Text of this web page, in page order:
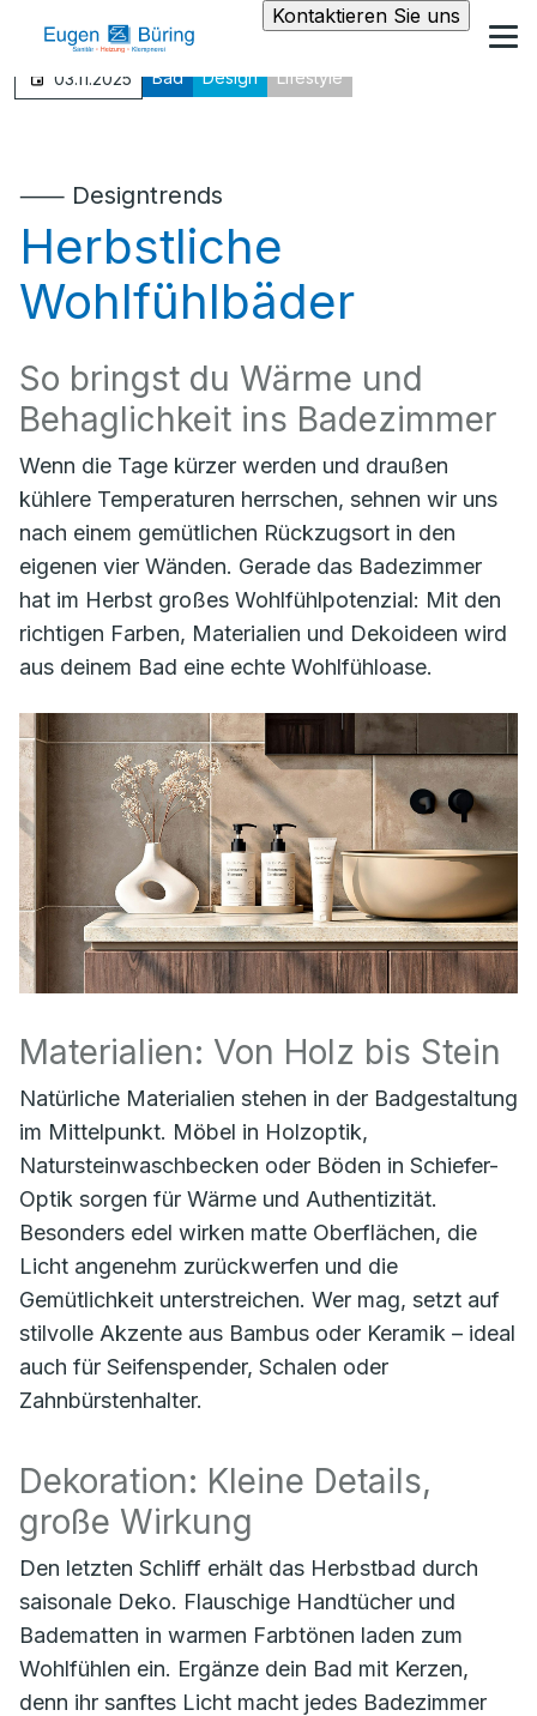
Kontaktieren Sie uns
03.11.2025 Bad Design Lifestyle
⸺ Designtrends
Herbstliche
Wohlfühlbäder
So bringst du Wärme und
Behaglichkeit ins Badezimmer
Wenn die Tage kürzer werden und draußen
kühlere Temperaturen herrschen, sehnen wir uns
nach einem gemütlichen Rückzugsort in den
eigenen vier Wänden. Gerade das Badezimmer
hat im Herbst großes Wohlfühlpotenzial: Mit den
richtigen Farben, Materialien und Dekoideen wird
aus deinem Bad eine echte Wohlfühloase.
Materialien: Von Holz bis Stein
Natürliche Materialien stehen in der Badgestaltung
im Mittelpunkt. Möbel in Holzoptik,
Natursteinwaschbecken oder Böden in Schiefer-
Optik sorgen für Wärme und Authentizität.
Besonders edel wirken matte Oberflächen, die
Licht angenehm zurückwerfen und die
Gemütlichkeit unterstreichen. Wer mag, setzt auf
stilvolle Akzente aus Bambus oder Keramik – ideal
auch für Seifenspender, Schalen oder
Zahnbürstenhalter.
Dekoration: Kleine Details,
große Wirkung
Den letzten Schliff erhält das Herbstbad durch
saisonale Deko. Flauschige Handtücher und
Badematten in warmen Farbtönen laden zum
Wohlfühlen ein. Ergänze dein Bad mit Kerzen,
denn ihr sanftes Licht macht jedes Badezimmer